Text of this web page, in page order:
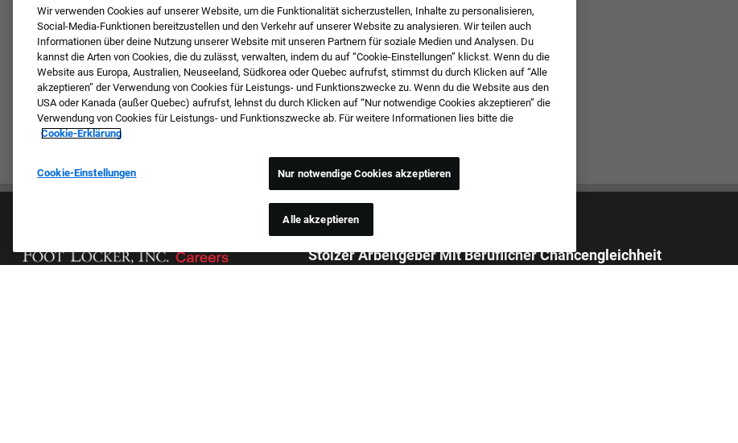
Stolzer Arbeitgeber Mit Beruflicher Chancengleichheit
Wir verwenden Cookies auf unserer Website, um die Funktionalität sicherzustellen, Inhalte zu personalisieren,
Social-Media-Funktionen bereitzustellen und den Verkehr auf unserer Website zu analysieren. Wir teilen auch
Informationen über deine Nutzung unserer Website mit unseren Partnern für soziale Medien und Analysen. Du
kannst die Arten von Cookies, die du zulässt, verwalten, indem du auf “Cookie-Einstellungen” klickst. Wenn du die
Website aus Europa, Australien, Neuseeland, Südkorea oder Quebec aufrufst, stimmst du durch Klicken auf “Alle
akzeptieren” der Verwendung von Cookies für Leistungs- und Funktionszwecke zu. Wenn du die Website aus den
USA oder Kanada (außer Quebec) aufrufst, lehnst du durch Klicken auf “Nur notwendige Cookies akzeptieren” die
Verwendung von Cookies für Leistungs- und Funktionszwecke ab. Für weitere Informationen lies bitte die
Cookie-Erklärung
Cookie-Einstellungen Nur notwendige Cookies akzeptieren
Alle akzeptieren